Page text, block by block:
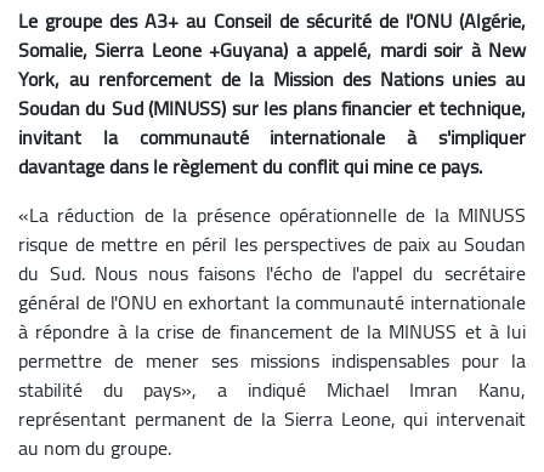
Le groupe des A3+ au Conseil de sécurité de l'ONU (Algérie,
Somalie, Sierra Leone +Guyana) a appelé, mardi soir à New
York, au renforcement de la Mission des Nations unies au
Soudan du Sud (MINUSS) sur les plans financier et technique,
invitant la communauté internationale à s'impliquer
davantage dans le règlement du conflit qui mine ce pays.
«La réduction de la présence opérationnelle de la MINUSS
risque de mettre en péril les perspectives de paix au Soudan
du Sud. Nous nous faisons l'écho de l'appel du secrétaire
général de l'ONU en exhortant la communauté internationale
à répondre à la crise de financement de la MINUSS et à lui
permettre de mener ses missions indispensables pour la
stabilité du pays», a indiqué Michael Imran Kanu,
représentant permanent de la Sierra Leone, qui intervenait
au nom du groupe.